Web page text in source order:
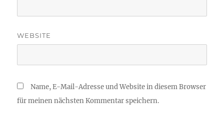
WEBSITE
Name, E-Mail-Adresse und Website in diesem Browser
für meinen nächsten Kommentar speichern.